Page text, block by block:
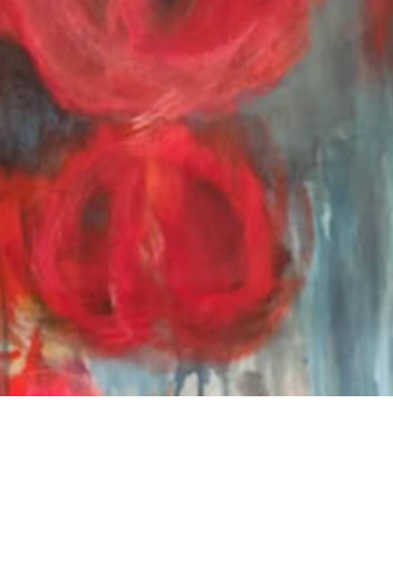
Vorheriger Beitrag: